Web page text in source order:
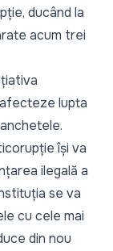
ducând la
acum trei
lupta
își va
ilegală a
se va
cu cele mai
din nou